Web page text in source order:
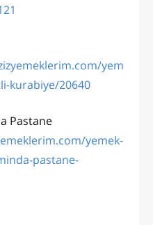
yem
kurabiye/20640
Pastane
yemek-
pastane-